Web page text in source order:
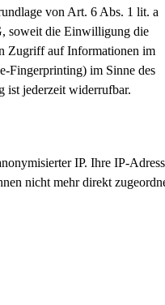
von Art. 6 Abs. 1 lit. a
soweit die Einwilligung die
Zugriff auf Informationen im
Fingerprinting) im Sinne des
jederzeit widerrufbar.
IP. Ihre IP-
nicht mehr direkt